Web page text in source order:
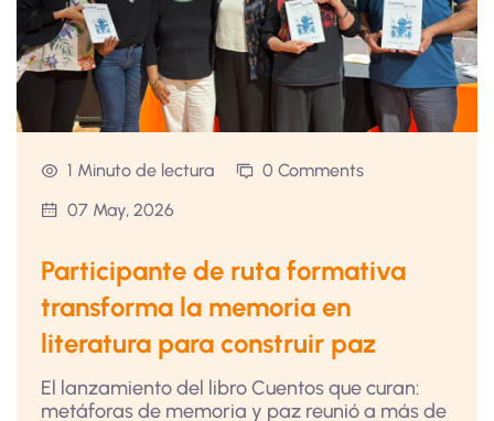
1 Minuto de lectura
0 Comments
07 May, 2026
Participante de ruta formativa
transforma la memoria en
literatura para construir paz
El lanzamiento del libro Cuentos que curan:
metáforas de memoria y paz reunió a más de